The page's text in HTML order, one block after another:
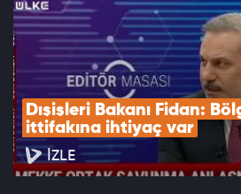
Dışişleri Bakanı Fidan:
ittifakına ihtiyaç var
İZLE